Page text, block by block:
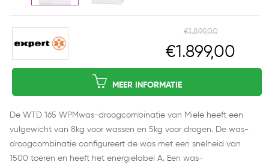
€1.899,00
€1.899,00
MEER INFORMATIE
De WTD 165 WPMwas-droogcombinatie van Miele heeft een
vulgewicht van 8kg voor wassen en 5kg voor drogen. De was-
droogcombinatie configureert de was met een snelheid van
1500 toeren en heeft het energielabel A. Een was-